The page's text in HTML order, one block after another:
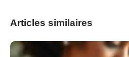
Articles similaires